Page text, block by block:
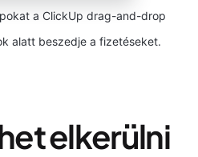
a ClickUp drag-and-drop
alatt beszedje a fizetéseket.
elkerülni